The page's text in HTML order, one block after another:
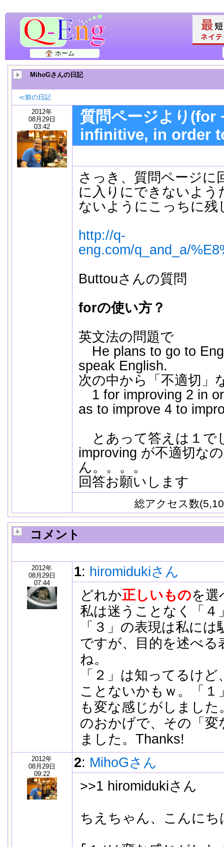
ホーム
MihoGさんの日記
≪前の日記
2012年
08月29日
03:42
質問ページより(for
infinitive, in order
さっき、質問ページに
に入りにできないよう
ないようにこっちに残
http://q-
eng.com/q_and_a/
Buttouさんの質問
forの使い方？
英文法の問題で
He plans to go to
speak English.
次の中から「不適切」
1 for improving 2 in
as to improve 4 to
とあって答えは１で
improving が不適切な
ん。。。。
回答お願いします
総アクセス数
コメント
2012年
08月29日
07:44
1: hiromidukiさん
どれか正しいものを選
私は迷うことなく「４
「３」の表現は私に
ですが、目的を述べる
ね。
「２」は知ってるけ
ことないかもｗ。「
も変な感じがしまし
のおかげで、その「変
ました。Thanks!
2012年
08月29日
09:22
2: MihoGさん
>>1 hiromidukiさん
ちえちゃん、こんに